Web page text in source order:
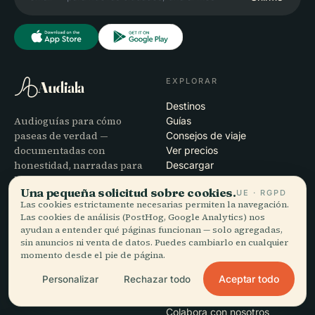
Audiala
Audioguías para cómo
paseas de verdad —
documentadas con
honestidad, narradas para
la calle, descargadas de una
vez.
EXPLORAR
Destinos
Guías
Consejos de viaje
Ver precios
Descargar
EMPRESA
Nosotros
Misión
AYUDA
Solución de problemas de la
app
Colabora con nosotros
Una pequeña solicitud sobre cookies.UE · RGPD
Las cookies estrictamente necesarias permiten la navegación.
Las cookies de análisis (PostHog, Google Analytics) nos
ayudan a entender qué páginas funcionan — solo agregadas,
sin anuncios ni venta de datos. Puedes cambiarlo en cualquier
momento desde el pie de página.
Personalizar Rechazar todo Aceptar todo